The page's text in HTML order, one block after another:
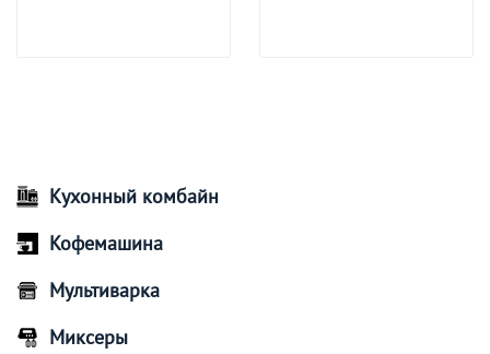
Кухонный комбайн
Кофемашина
Мультиварка
Миксеры